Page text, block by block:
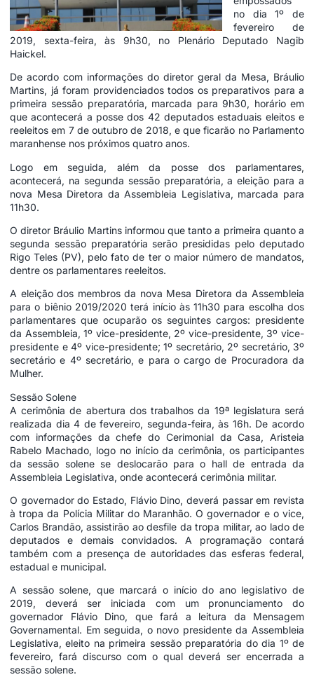
no dia 1º de
fevereiro de
2019, sexta-feira, às 9h30, no Plenário Deputado Nagib
Haickel.
De acordo com informações do diretor geral da Mesa, Bráulio
Martins, já foram providenciados todos os preparativos para a
primeira sessão preparatória, marcada para 9h30, horário em
que acontecerá a posse dos 42 deputados estaduais eleitos e
reeleitos em 7 de outubro de 2018, e que ficarão no Parlamento
maranhense nos próximos quatro anos.
Logo em seguida, além da posse dos parlamentares,
acontecerá, na segunda sessão preparatória, a eleição para a
nova Mesa Diretora da Assembleia Legislativa, marcada para
11h30.
O diretor Bráulio Martins informou que tanto a primeira quanto a
segunda sessão preparatória serão presididas pelo deputado
Rigo Teles (PV), pelo fato de ter o maior número de mandatos,
dentre os parlamentares reeleitos.
A eleição dos membros da nova Mesa Diretora da Assembleia
para o biênio 2019/2020 terá início às 11h30 para escolha dos
parlamentares que ocuparão os seguintes cargos: presidente
da Assembleia, 1º vice-presidente, 2º vice-presidente, 3º vice-
presidente e 4º vice-presidente; 1º secretário, 2º secretário, 3º
secretário e 4º secretário, e para o cargo de Procuradora da
Mulher.
Sessão Solene
A cerimônia de abertura dos trabalhos da 19ª legislatura será
realizada dia 4 de fevereiro, segunda-feira, às 16h. De acordo
com informações da chefe do Cerimonial da Casa, Aristeia
Rabelo Machado, logo no início da cerimônia, os participantes
da sessão solene se deslocarão para o hall de entrada da
Assembleia Legislativa, onde acontecerá cerimônia militar.
O governador do Estado, Flávio Dino, deverá passar em revista
à tropa da Polícia Militar do Maranhão. O governador e o vice,
Carlos Brandão, assistirão ao desfile da tropa militar, ao lado de
deputados e demais convidados. A programação contará
também com a presença de autoridades das esferas federal,
estadual e municipal.
A sessão solene, que marcará o início do ano legislativo de
2019, deverá ser iniciada com um pronunciamento do
governador Flávio Dino, que fará a leitura da Mensagem
Governamental. Em seguida, o novo presidente da Assembleia
Legislativa, eleito na primeira sessão preparatória do dia 1º de
fevereiro, fará discurso com o qual deverá ser encerrada a
sessão solene.